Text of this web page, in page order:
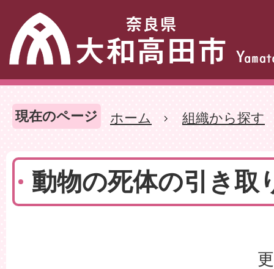
現在のページ ホーム 組織から探す
動物の死体の引き取